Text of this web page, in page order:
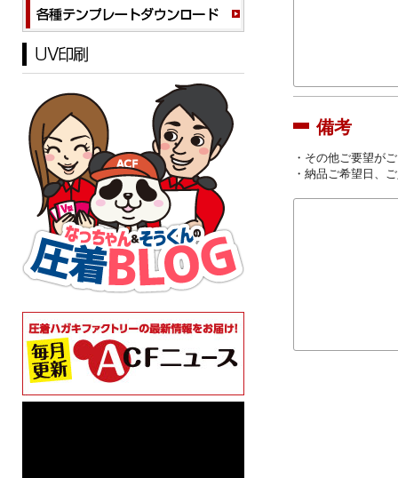
備考
・その他ご要望が
・納品ご希望日、